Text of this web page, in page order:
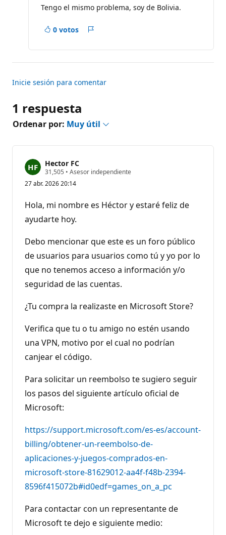
o
s
e
p
c
Tengo el mismo problema, soy de Bolivia.
0 votos
Inicie sesión para comentar
1 respuesta
Ordenar por: Muy útil
Hector FC
31,505 P
n
o
s
d
e
e
p
u
a
i
• Asesor independiente
27 abr. 2026 20:14
Hola, mi nombre es Héctor y estaré feliz de
ayudarte hoy.
Debo mencionar que este es un foro público
de usuarios para usuarios como tú y yo por lo
que no tenemos acceso a información y/o
seguridad de las cuentas.
¿Tu compra la realizaste en Microsoft Store?
Verifica que tu o tu amigo no estén usando
una VPN, motivo por el cual no podrían
canjear el código.
Para solicitar un reembolso te sugiero seguir
los pasos del siguiente artículo oficial de
Microsoft:
https://support.microsoft.com/es-es/account-
billing/obtener-un-reembolso-de-
aplicaciones-y-juegos-comprados-en-
microsoft-store-81629012-aa4f-f48b-2394-
8596f415072b#id0edf=games_on_a_pc
Para contactar con un representante de
Microsoft te dejo e siguiente medio: